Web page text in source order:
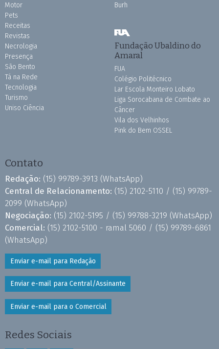
Motor
Pets
Receitas
Revistas
Necrologia
Presença
São Bento
Tá na Rede
Tecnologia
Turismo
Uniso Ciência
Burh
Fundação Ubaldino do
Amaral
FUA
Colégio Politécnico
Lar Escola Monteiro Lobato
Liga Sorocabana de Combate ao
Câncer
Vila dos Velhinhos
Pink do Bem OSSEL
Contato
Redação: (15) 99789-3913 (WhatsApp)
Central de Relacionamento: (15) 2102-5110 / (15) 99789-
2099 (WhatsApp)
Negociação: (15) 2102-5195 / (15) 99788-3219 (WhatsApp)
Comercial: (15) 2102-5100 - ramal 5060 / (15) 99789-6861
(WhatsApp)
Enviar e-mail para Redação
Enviar e-mail para Central/Assinante
Enviar e-mail para o Comercial
Redes Sociais